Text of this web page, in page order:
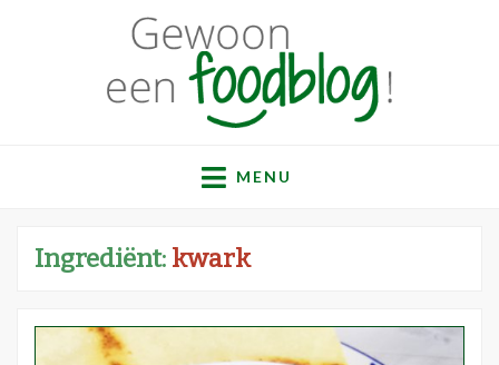
Gewoon een
foodblog!
recepten
MENU
Ingrediënt: kwark